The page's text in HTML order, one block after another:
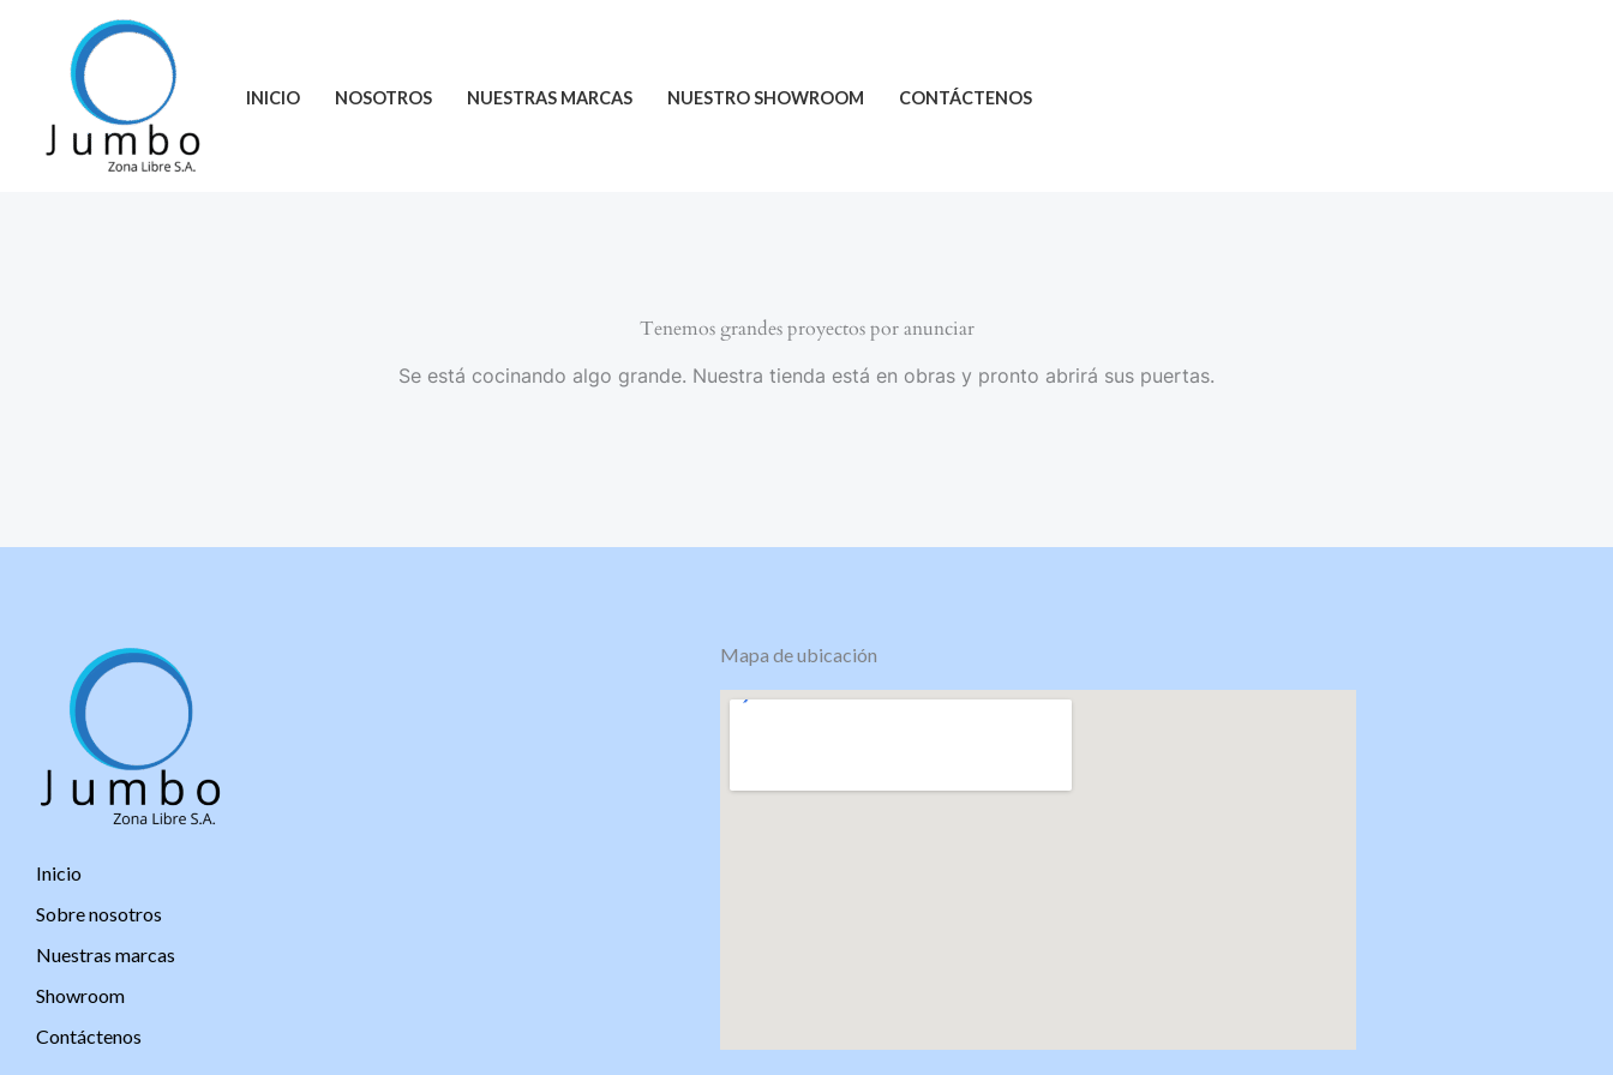
contenido
INICIO NOSOTROS NUESTRAS MARCAS NUESTRO SHOWROOM CONTÁCTENOS
Tenemos grandes proyectos por anunciar
Se está cocinando algo grande. Nuestra tienda está en obras y pronto abrirá sus puertas.
Inicio
Sobre nosotros
Nuestras marcas
Showroom
Contáctenos
Mapa de ubicación